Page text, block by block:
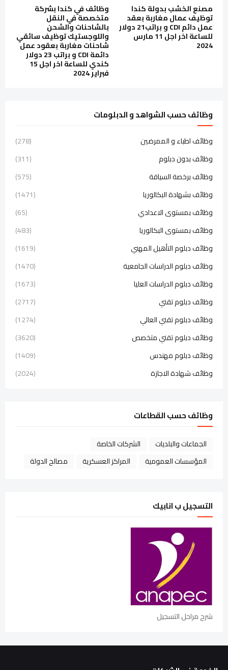
مصنع الخشب بدولة كندا
توظيف عمال مغاربة بعقد
عمل دائم CDI و براتب21 دولار
للساعة اخر اجل 11 مارس
2024
وظائف في كندا بشركة
متخصصة في النقل
بالشاحنات والشحن
واللوجستيك توظيف سائقي
شاحنات مغاربة بعقود عمل
دائمة CDI و براتب 23 دولار
كندي للساعة اخر اجل 15
فبراير 2024
وظائف حسب الشواهد و الدبلومات
وظائف اطباء و الممرضين
(278)
وظائف بدون دبلوم
(311)
وظائف برخصة السياقة
(575)
وظائف بشهادة البكالوريا
(1471)
وظائف بمستوى الاعدادي
(65)
وظائف بمستوى البكالوريا
(483)
وظائف دبلوم التأهيل المهني
(1619)
وظائف دبلوم الدراسات الجامعية
(1470)
وظائف دبلوم الدراسات العليا
(1673)
وظائف دبلوم تقني
(2717)
وظائف دبلوم تقني العالي
(1274)
وظائف دبلوم تقني متخصص
(3620)
وظائف دبلوم مهندس
(1409)
وظائف شهادة الاجازة
(2024)
وظائف حسب القطاعات
الجماعات والبلديات
الشركات الخاصة
المؤسسات العمومية
المراكز العسكرية مصالح الدولة
التسجيل ب انابيك
شرح مراحل التسجيل